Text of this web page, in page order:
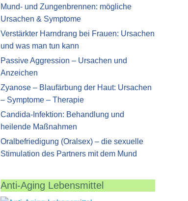
Mund- und Zungenbrennen: mögliche
Ursachen & Symptome
Verstärkter Harndrang bei Frauen: Ursachen
und was man tun kann
Passive Aggression – Ursachen und
Anzeichen
Zyanose – Blaufärbung der Haut: Ursachen
– Symptome – Therapie
Candida-Infektion: Behandlung und
heilende Maßnahmen
Oralbefriedigung (Oralsex) – die sexuelle
Stimulation des Partners mit dem Mund
Anti-Aging Lebensmittel